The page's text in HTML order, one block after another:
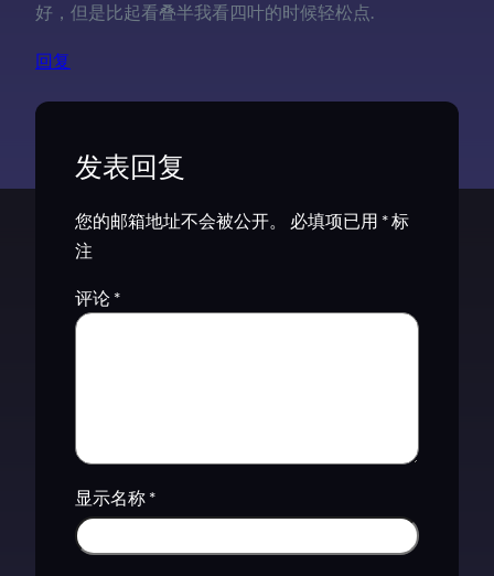
好，但是比起看叠半我看四叶的时候轻松点.
回复
发表回复
您的邮箱地址不会被公开。 必填项已用 *标
注
评论 *
显示名称 *